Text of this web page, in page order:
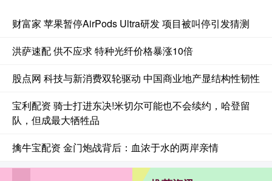
财富家 苹果暂停AirPods Ultra研发 项目被叫停引发猜测
洪萨速配 供不应求 特种光纤价格暴涨10倍
股点网 科技与新消费双轮驱动 中国商业地产显结构性韧性
宝利配资 骑士打进东决!米切尔可能也不会续约，哈登留
队，但成最大牺牲品
擒牛宝配资 金门炮战背后：血浓于水的两岸亲情